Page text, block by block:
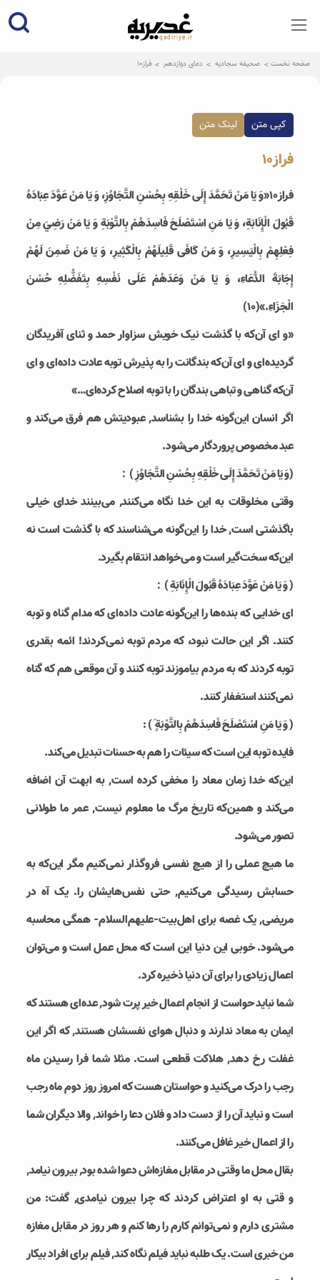
qadiriye.ir
نشریه ی غدیریه-بیانات استاد
صفحه نخست صحیفه سجادیه دعای دوازدهم فراز10
کپی متن لینک متن
فراز10
فراز10 «وَ يَا مَنْ تَحَمَّدَ إِلَى خَلْقِهِ بِحُسْنِ التَّجَاوُزِ، وَ يَا مَنْ عَوَّدَ عِبَادَهُ
قَبُولَ الْإِنَابَةِ، وَ يَا مَنِ اسْتَصْلَحَ فَاسِدَهُمْ بِالتَّوْبَةِ وَ يَا مَنْ رَضِيَ مِنْ
فِعْلِهِمْ بِالْيَسِيرِ، وَ مَنْ كَافَى قَلِيلَهُمْ بِالْكَثِيرِ، وَ يَا مَنْ ضَمِنَ لَهُمْ
إِجَابَةَ الدُّعَاءِ، وَ يَا مَنْ وَعَدَهُمْ عَلَى نَفْسِهِ بِتَفَضُّلِهِ حُسْنَ
الْجَزَاءِ.»(10)
«و ای آن‌که با گذشت نیک خویش سزاوار حمد و ثنای آفریدگان
گردیده‌ای و ای آن‌که بندگانت را به پذیرش توبه عادت داده‌ای و ای
آن‌که گناهی و تباهی بندگان را با توبه اصلاح کرده‌ای…»
اگر انسان این‌گونه خدا را بشناسد, عبودیتش هم فرق می‌کند و
عبد مخصوص پروردگار می‌شود.
(وَ يَا مَنْ تَحَمَّدَ إِلَى خَلْقِهِ بِحُسْنِ التَّجَاوُزِ )：
وقتی مخلوقات به این خدا نگاه می‌کنند, می‌بینند خدای خیلی
باگذشتی است, خدا را این‌گونه می‌شناسند که با گذشت است نه
این‌که سخت‌گیر است و می‌خواهد انتقام بگیرد.
( وَ يَا مَنْ عَوَّدَ عِبَادَهُ قَبُولَ الْإِنَابَةِ )：
ای خدایی که بنده‌ها را این‌گونه عادت داده‌ای که مدام گناه و توبه
کنند. اگر این حالت نبود، که مردم توبه نمی‌کردند! ائمه بقدری
توبه کردند که به مردم بیاموزند توبه کنند و آن موقعی هم که گناه
نمی‌کنند استغفار کنند.
( وَ يَا مَنِ اسْتَصْلَحَ فَاسِدَهُمْ بِالتَّوْبَة ِِ َ) :
فایده توبه این است که سیئات را هم به حسنات تبدیل می‌کند.
این‌که خدا زمان معاد را مخفی کرده است, به ابهت آن اضافه
می‌کند و همین‌که تاریخ مرگ ما معلوم نیست, عمر ما طولانی
تصور می‌شود.
ما هیچ عملی را از هیچ نفسی فروگذار نمی‌کنیم مگر این‌که به
حسابش رسیدگی می‌کنیم, حتی نفس‌هایشان را. یک آه در
مریضی, یک غصه برای اهل‌بیت-علیهم‌السلام- همگی محاسبه
می‌شود. خوبی این دنیا این است که محل عمل است و می‌توان
اعمال زیادی را برای آن دنیا ذخیره کرد.
شما نباید حواست از انجام اعمال خیر پرت شود, عده‌ای هستند که
ایمان به معاد ندارند و دنبال هوای نفسشان هستند, که اگر این
غفلت رخ دهد, هلاکت قطعی است. مثلا شما فرا رسیدن ماه
رجب را درک می‌کنید و حواستان هست که امروز روز دوم ماه رجب
است و نباید آن را از دست داد و فلان دعا را خواند, والا دیگران شما
را از اعمال خیر غافل می‌کنند.
بقال محل ما وقتی در مقابل مغازه‌اش دعوا شده بود, بیرون نیامد,
و قتی به او اعتراض کردند که چرا بیرون نیامدی, گفت: من
مشتری دارم و نمی‌توانم کارم را رها کنم و هر روز در مقابل مغازه
من خبری است. یک طلبه نباید فیلم نگاه کند, فیلم برای افراد بیکار